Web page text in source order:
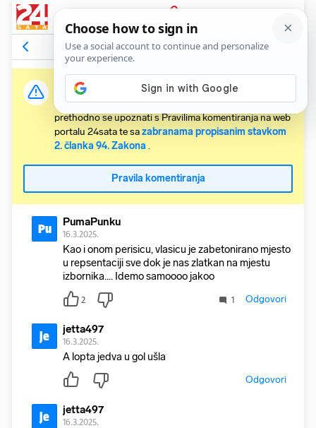
PRIJAVA
Komentari7 Relevantni
Važna obavijest:
Svaki korisnik koji želi komentirati članke obvezan je
prethodno se upoznati s Pravilima komentiranja na web
portalu 24sata te sazabranama propisanim stavkom
2. članka 94. Zakona .
Pravila komentiranja
Pu PumaPunku
16.3.2025.
Kao i onom perisicu, vlasicu je zabetonirano mjesto
u repsentaciji sve dok je nas zlatkan na mjestu
izbornika.... Idemo samoooo jakoo
2 1 Odgovori
je jetta497
16.3.2025.
A lopta jedva u gol ušla
Odgovori
je jetta497
16.3.2025.